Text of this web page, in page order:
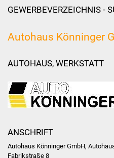
GEWERBEVERZEICHNIS -
Autohaus Könninger
AUTOHAUS, WERKSTATT
ANSCHRIFT
Autohaus Könninger GmbH,
Fabrikstraße 8